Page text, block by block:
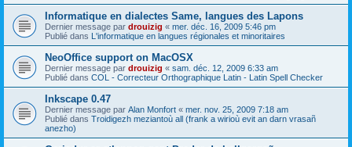
Informatique en dialectes Same, langues des Lapons
Dernier message par drouizig « mer. déc. 16, 2009 5:46 pm
Publié dans L'informatique en langues régionales et minoritaires
NeoOffice support on MacOSX
Dernier message par drouizig « sam. déc. 12, 2009 6:33 am
Publié dans COL - Correcteur Orthographique Latin - Latin Spell Checker
Inkscape 0.47
Dernier message par Alan Monfort « mer. nov. 25, 2009 7:18 am
Publié dans Troidigezh meziantoù all (frank a wirioù evit an darn vrasañ
anezho)